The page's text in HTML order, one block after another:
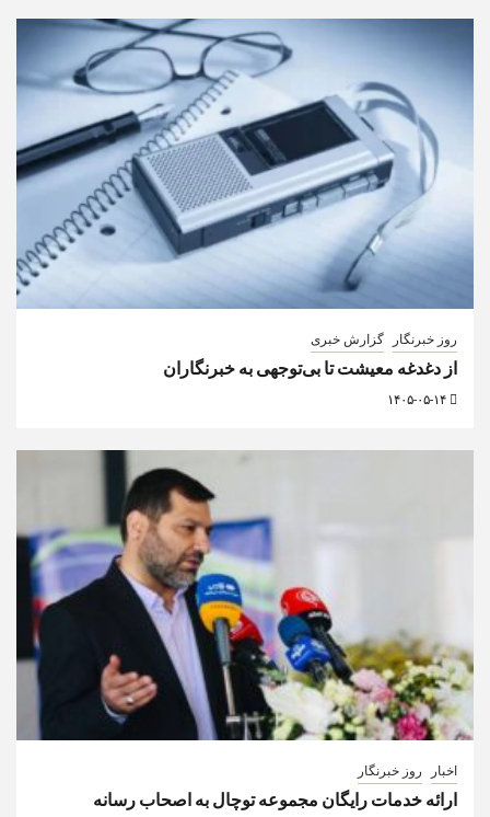
روز خبرنگار گزارش خبری
از دغدغه معیشت تا بی‌توجهی به خبرنگاران
اخبار روز خبرنگار
ارائه خدمات رایگان مجموعه توچال به اصحاب رسانه